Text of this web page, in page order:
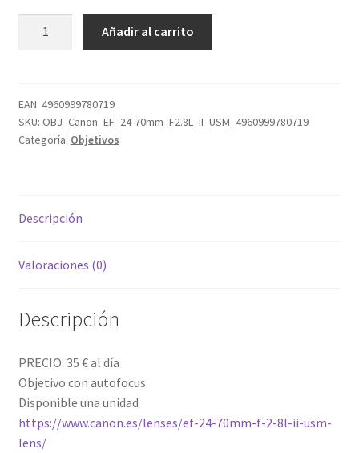
f/2.8L
II
USM
Añadir al carrito
EAN: 4960999780719
SKU: OBJ_Canon_EF_24-70mm_F2.8L_II_USM_4960999780719
Categoría: Objetivos
Descripción
Valoraciones (0)
Descripción
PRECIO: 35 € al día
Objetivo con autofocus
Disponible una unidad
https://www.canon.es/lenses/ef-24-70mm-f-2-8l-ii-usm-
lens/